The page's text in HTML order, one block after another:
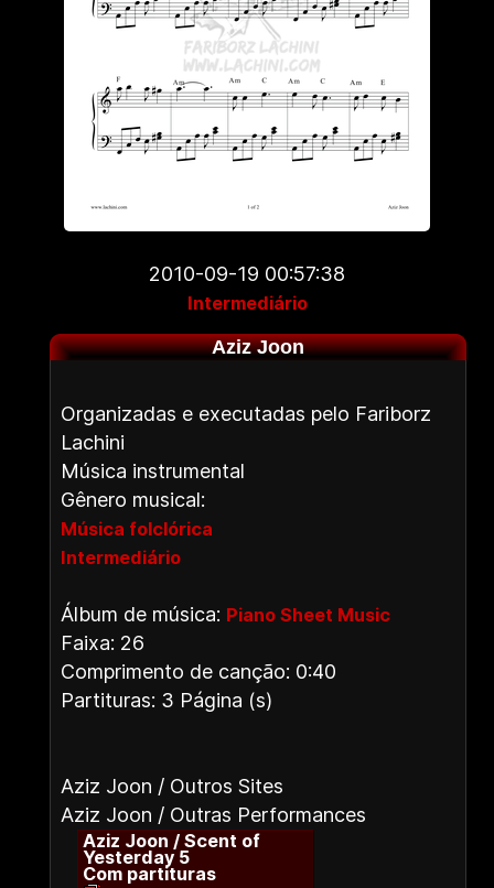
2010-09-19 00:57:38
Intermediário
Aziz Joon
Organizadas e executadas pelo Fariborz
Lachini
Música instrumental
Gênero musical:
Música folclórica
Intermediário
Álbum de música: Piano Sheet Music
Faixa: 26
Comprimento de canção: 0:40
Partituras: 3 Página (s)
Aziz Joon / Outros Sites
Aziz Joon / Outras Performances
Aziz Joon / Scent of
Yesterday 5
Com partituras